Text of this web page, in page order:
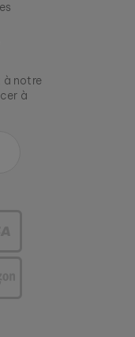
à notre
à